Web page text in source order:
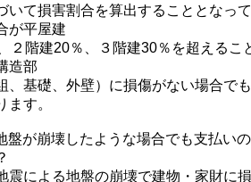
いて損害割合を算出することとなっ
が平屋建
２階建20％、３階建30％を超えるこ
造部
、基礎、外壁）に損傷がない場合で
ます。
盤が崩壊したような場合でも支払い
震による地盤の崩壊で建物・家財に